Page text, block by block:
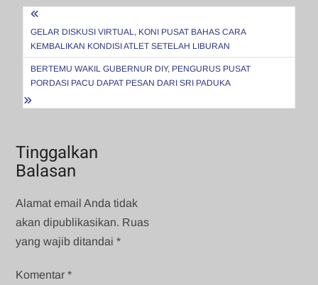
Navigasi
pos
GELAR DISKUSI VIRTUAL, KONI PUSAT BAHAS CARA
KEMBALIKAN KONDISI ATLET SETELAH LIBURAN
BERTEMU WAKIL GUBERNUR DIY, PENGURUS PUSAT
PORDASI PACU DAPAT PESAN DARI SRI PADUKA
Tinggalkan
Balasan
Alamat email Anda tidak
akan dipublikasikan. Ruas
yang wajib ditandai*
Komentar*